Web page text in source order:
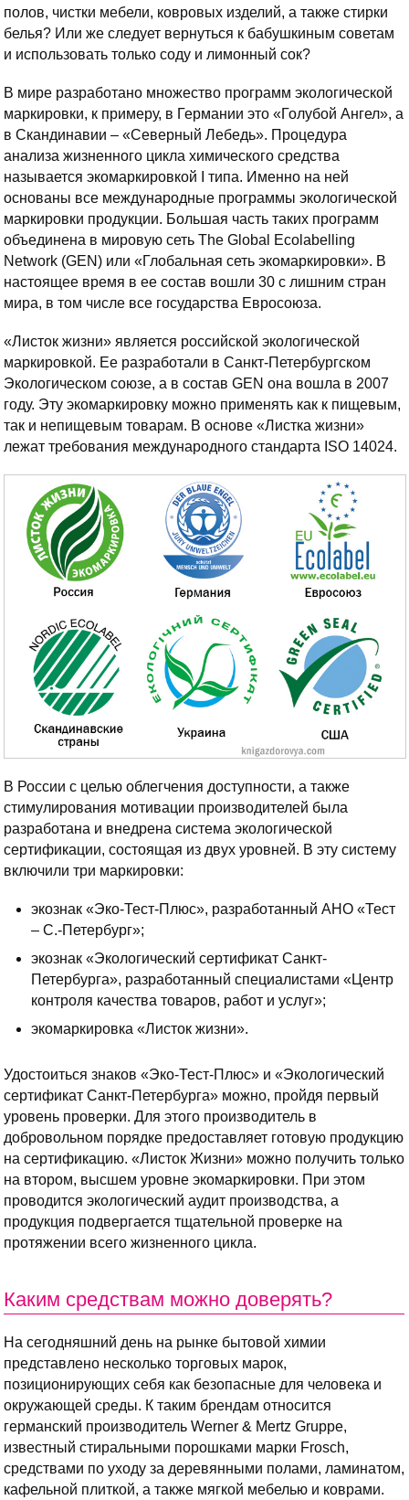
полов, чистки мебели, ковровых изделий, а также стирки
белья? Или же следует вернуться к бабушкиным советам
и использовать только соду и лимонный сок?
В мире разработано множество программ экологической
маркировки, к примеру, в Германии это «Голубой Ангел», а
в Скандинавии – «Северный Лебедь». Процедура
анализа жизненного цикла химического средства
называется экомаркировкой I типа. Именно на ней
основаны все международные программы экологической
маркировки продукции. Большая часть таких программ
объединена в мировую сеть The Global Ecolabelling
Network (GEN) или «Глобальная сеть экомаркировки». В
настоящее время в ее состав вошли 30 с лишним стран
мира, в том числе все государства Евросоюза.
«Листок жизни» является российской экологической
маркировкой. Ее разработали в Санкт-Петербургском
Экологическом союзе, а в состав GEN она вошла в 2007
году. Эту экомаркировку можно применять как к пищевым,
так и непищевым товарам. В основе «Листка жизни»
лежат требования международного стандарта ISO 14024.
В России с целью облегчения доступности, а также
стимулирования мотивации производителей была
разработана и внедрена система экологической
сертификации, состоящая из двух уровней. В эту систему
включили три маркировки:
экознак «Эко-Тест-Плюс», разработанный АНО «Тест
– С.-Петербург»;
экознак «Экологический сертификат Санкт-
Петербурга», разработанный специалистами «Центр
контроля качества товаров, работ и услуг»;
экомаркировка «Листок жизни».
Удостоиться знаков «Эко-Тест-Плюс» и «Экологический
сертификат Санкт-Петербурга» можно, пройдя первый
уровень проверки. Для этого производитель в
добровольном порядке предоставляет готовую продукцию
на сертификацию. «Листок Жизни» можно получить только
на втором, высшем уровне экомаркировки. При этом
проводится экологический аудит производства, а
продукция подвергается тщательной проверке на
протяжении всего жизненного цикла.
Каким средствам можно доверять?
На сегодняшний день на рынке бытовой химии
представлено несколько торговых марок,
позиционирующих себя как безопасные для человека и
окружающей среды. К таким брендам относится
германский производитель Werner & Mertz Gruppe,
известный стиральными порошками марки Frosch,
средствами по уходу за деревянными полами, ламинатом,
кафельной плиткой, а также мягкой мебелью и коврами.